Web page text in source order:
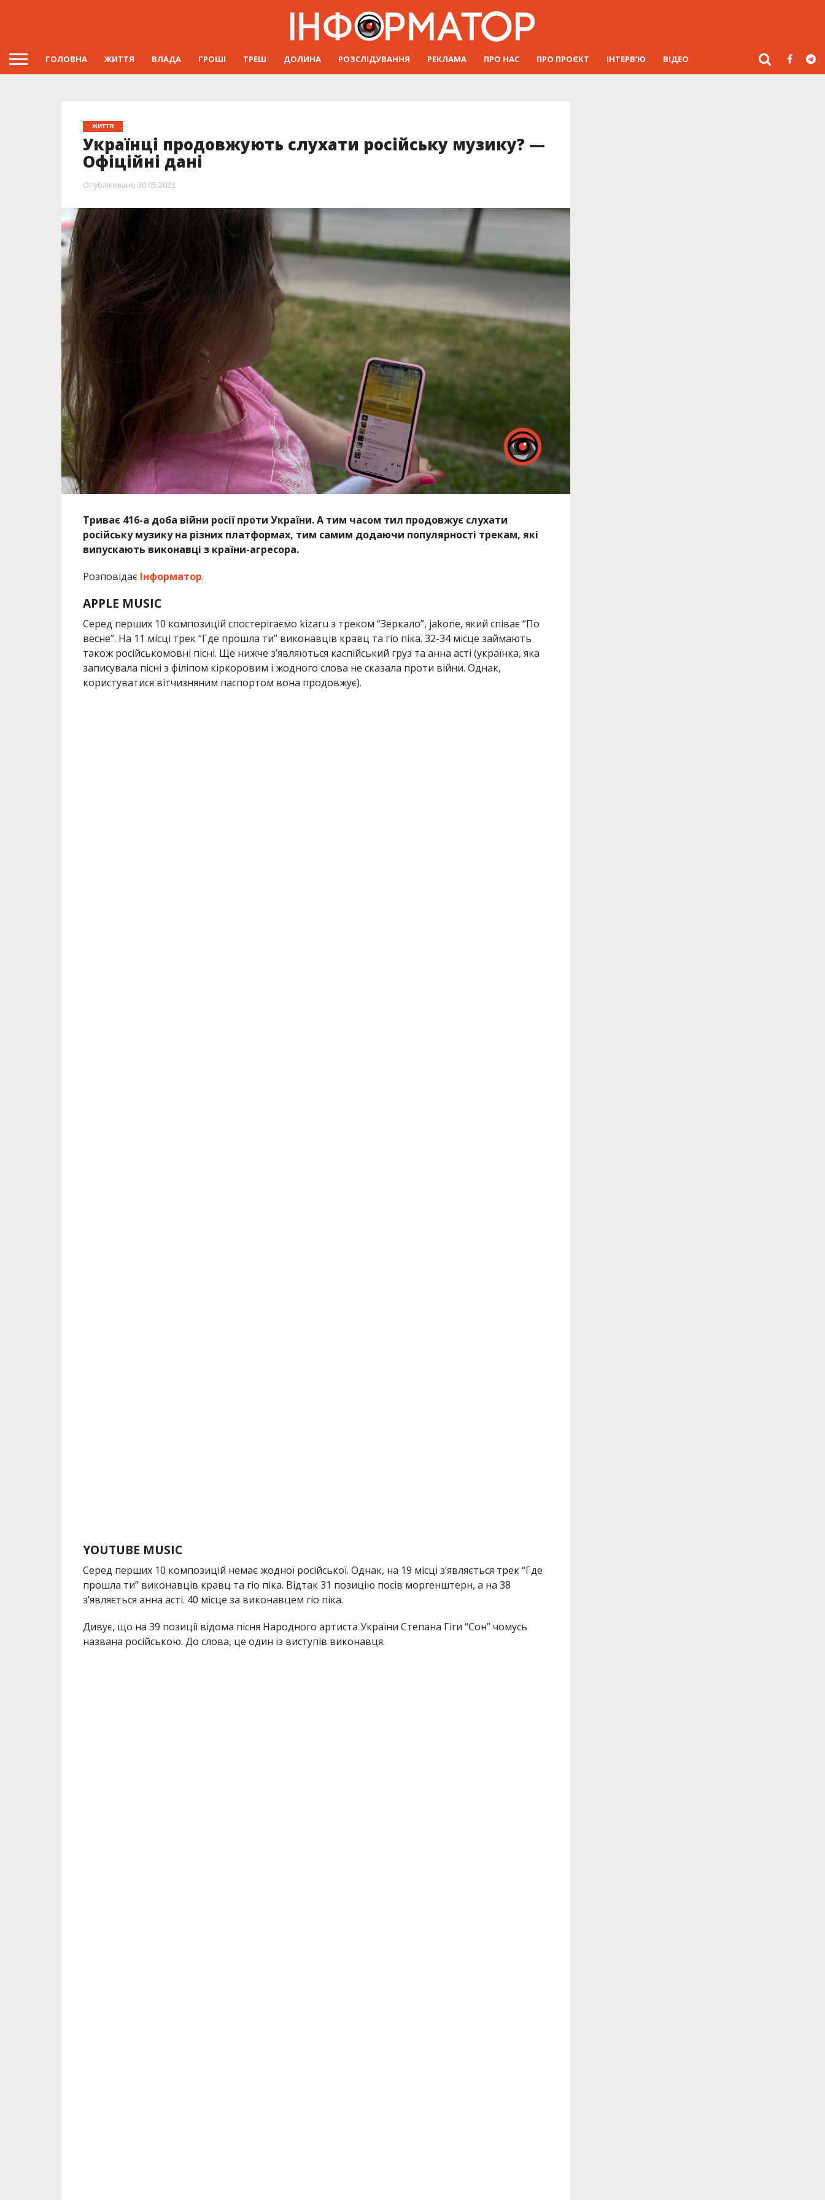
ГОЛОВНА ЖИТТЯ ВЛАДА ГРОШІ ТРЕШ ДОЛИНА РОЗСЛІДУВАННЯ РЕКЛАМА ПРО НАС ПРО ПРОЄКТ ІНТЕРВ’Ю ВІДЕО
ЖИТТЯ
Українці продовжують слухати російську музику? —
Офіційні дані
Опубліковано 30.05.2023
Триває 416-а доба війни росії проти України. А тим часом тил продовжує слухати
російську музику на різних платформах, тим самим додаючи популярності трекам, які
випускають виконавці з країни-агресора.
Розповідає Інформатор.
APPLE MUSIC
Серед перших 10 композицій спостерігаємо kizaru з треком “Зеркало”, jakone, який співає “По
весне”. На 11 місці трек “Где прошла ти” виконавців кравц та гіо піка. 32-34 місце займають
також російськомовні пісні. Ще нижче з’являються каспійський груз та анна асті (українка, яка
записувала пісні з філіпом кіркоровим і жодного слова не сказала проти війни. Однак,
користуватися вітчизняним паспортом вона продовжує).
YOUTUBE MUSIC
Серед перших 10 композицій немає жодної російської. Однак, на 19 місці з’являється трек “Где
прошла ти” виконавців кравц та гіо піка. Відтак 31 позицію посів моргенштерн, а на 38
з’являється анна асті. 40 місце за виконавцем гіо піка.
Дивує, що на 39 позиції відома пісня Народного артиста України Степана Гіги “Сон” чомусь
названа російською. До слова, це один із виступів виконавця.